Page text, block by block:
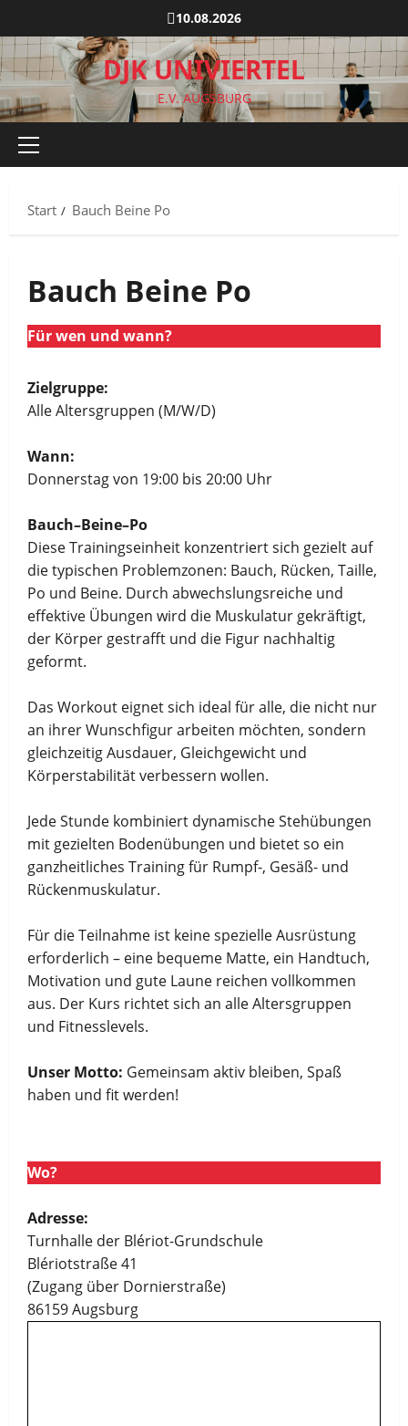
Inhalt
springen
10.08.2026
DJK UNIVIERTEL
E.V. AUGSBURG
Primäres
Start
Bauch Beine Po
Bauch Beine Po
Für wen und wann?
Zielgruppe:
Alle Altersgruppen (M/W/D)
Wann:
Donnerstag von 19:00 bis 20:00 Uhr
Bauch–Beine–Po
Diese Trainingseinheit konzentriert sich gezielt auf
die typischen Problemzonen: Bauch, Rücken, Taille,
Po und Beine. Durch abwechslungsreiche und
effektive Übungen wird die Muskulatur gekräftigt,
der Körper gestrafft und die Figur nachhaltig
geformt.
Das Workout eignet sich ideal für alle, die nicht nur
an ihrer Wunschfigur arbeiten möchten, sondern
gleichzeitig Ausdauer, Gleichgewicht und
Körperstabilität verbessern wollen.
Jede Stunde kombiniert dynamische Stehübungen
mit gezielten Bodenübungen und bietet so ein
ganzheitliches Training für Rumpf-, Gesäß- und
Rückenmuskulatur.
Für die Teilnahme ist keine spezielle Ausrüstung
erforderlich – eine bequeme Matte, ein Handtuch,
Motivation und gute Laune reichen vollkommen
aus. Der Kurs richtet sich an alle Altersgruppen
und Fitnesslevels.
Unser Motto: Gemeinsam aktiv bleiben, Spaß
haben und fit werden!
Wo?
Adresse:
Turnhalle der Blériot-Grundschule
Blériotstraße 41
(Zugang über Dornierstraße)
86159 Augsburg